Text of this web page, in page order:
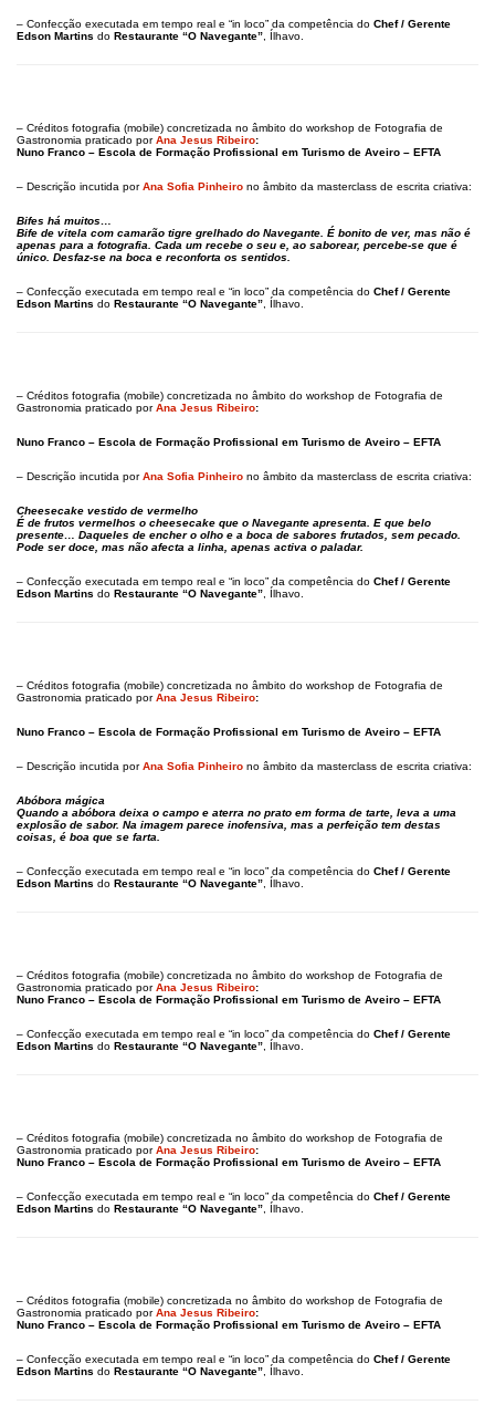
– Confecção executada em tempo real e “in loco” da competência do Chef / Gerente
Edson Martins do Restaurante “O Navegante” , Ílhavo.
– Créditos fotografia (mobile) concretizada no âmbito do workshop de Fotografia de
Gastronomia praticado porAna Jesus Ribeiro:
Nuno Franco – Escola de Formação Profissional em Turismo de Aveiro – EFTA
– Descrição incutida porAna Sofia Pinheiro no âmbito da masterclass de escrita criativa:
Bifes há muitos…
Bife de vitela com camarão tigre grelhado do Navegante. É bonito de ver, mas não é
apenas para a fotografia. Cada um recebe o seu e, ao saborear, percebe-se que é
único. Desfaz-se na boca e reconforta os sentidos.
– Confecção executada em tempo real e “in loco” da competência do Chef / Gerente
Edson Martins do Restaurante “O Navegante” , Ílhavo.
– Créditos fotografia (mobile) concretizada no âmbito do workshop de Fotografia de
Gastronomia praticado porAna Jesus Ribeiro:
Nuno Franco – Escola de Formação Profissional em Turismo de Aveiro – EFTA
– Descrição incutida porAna Sofia Pinheiro no âmbito da masterclass de escrita criativa:
Cheesecake vestido de vermelho
É de frutos vermelhos o cheesecake que o Navegante apresenta. E que belo
presente… Daqueles de encher o olho e a boca de sabores frutados, sem pecado.
Pode ser doce, mas não afecta a linha, apenas activa o paladar.
– Confecção executada em tempo real e “in loco” da competência do Chef / Gerente
Edson Martins do Restaurante “O Navegante” , Ílhavo.
– Créditos fotografia (mobile) concretizada no âmbito do workshop de Fotografia de
Gastronomia praticado porAna Jesus Ribeiro:
Nuno Franco – Escola de Formação Profissional em Turismo de Aveiro – EFTA
– Descrição incutida porAna Sofia Pinheiro no âmbito da masterclass de escrita criativa:
Abóbora mágica
Quando a abóbora deixa o campo e aterra no prato em forma de tarte, leva a uma
explosão de sabor. Na imagem parece inofensiva, mas a perfeição tem destas
coisas, é boa que se farta.
– Confecção executada em tempo real e “in loco” da competência do Chef / Gerente
Edson Martins do Restaurante “O Navegante” , Ílhavo.
– Créditos fotografia (mobile) concretizada no âmbito do workshop de Fotografia de
Gastronomia praticado porAna Jesus Ribeiro:
Nuno Franco – Escola de Formação Profissional em Turismo de Aveiro – EFTA
– Confecção executada em tempo real e “in loco” da competência do Chef / Gerente
Edson Martins do Restaurante “O Navegante” , Ílhavo.
– Créditos fotografia (mobile) concretizada no âmbito do workshop de Fotografia de
Gastronomia praticado porAna Jesus Ribeiro:
Nuno Franco – Escola de Formação Profissional em Turismo de Aveiro – EFTA
– Confecção executada em tempo real e “in loco” da competência do Chef / Gerente
Edson Martins do Restaurante “O Navegante” , Ílhavo.
– Créditos fotografia (mobile) concretizada no âmbito do workshop de Fotografia de
Gastronomia praticado porAna Jesus Ribeiro:
Nuno Franco – Escola de Formação Profissional em Turismo de Aveiro – EFTA
– Confecção executada em tempo real e “in loco” da competência do Chef / Gerente
Edson Martins do Restaurante “O Navegante” , Ílhavo.